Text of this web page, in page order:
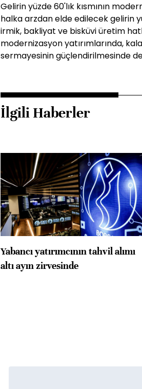
Gelirin yüzde 60'lık kısmının
halka arzdan elde edilecek gelirin
irmik, bakliyat ve bisküvi üretim
modernizasyon yatırımlarında,
sermayesinin güçlendirilmesinde
İlgili Haberler
Yabancı yatırımcının tahvil alımı
altı ayın zirvesinde